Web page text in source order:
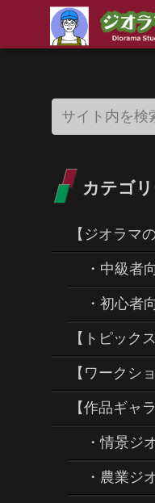
カテゴ
【ジオラマ
・中級者
・初心者
【トピックス
【ワークシ
【作品ギャ
・情景ジ
・農業ジ